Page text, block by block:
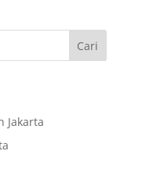
Cari
Jakarta